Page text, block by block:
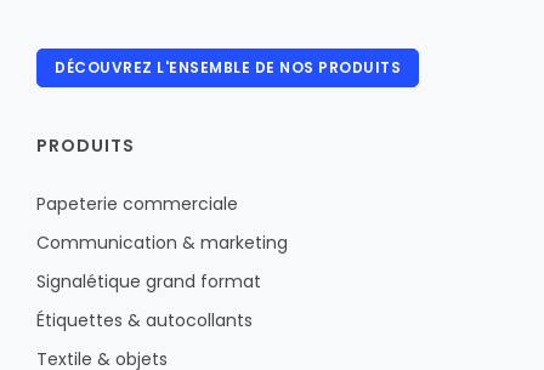
DÉCOUVREZ L'ENSEMBLE DE NOS PRODUITS
PRODUITS
Papeterie commerciale
Communication & marketing
Signalétique grand format
Étiquettes & autocollants
Textile & objets